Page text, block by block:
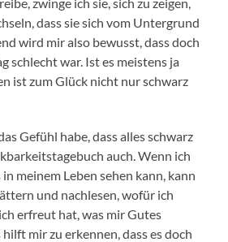
zwinge ich sie, sich zu zeigen,
dass sie sich vom Untergrund
wird mir also bewusst, dass doch
schlecht war. Ist es meistens ja
ist zum Glück nicht nur schwarz
Gefühl habe, dass alles schwarz
auch. Wenn ich
meinem Leben sehen kann, kann
und nachlesen, wofür ich
erfreut hat, was mir Gutes
mir zu erkennen, dass es doch